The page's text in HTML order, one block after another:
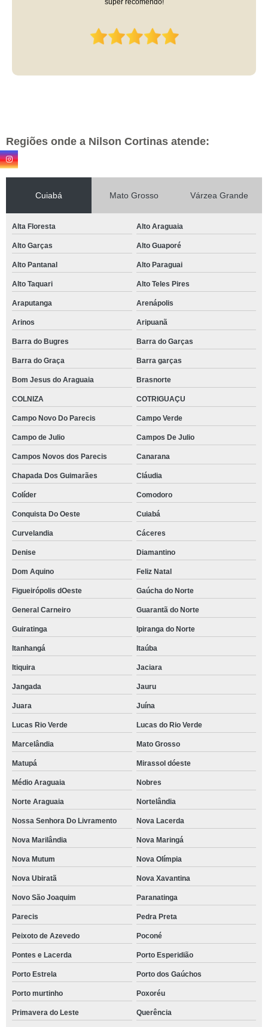
super recomendo!
Regiões onde a Nilson Cortinas atende:
Cuiabá Mato Grosso Várzea Grande
Alta Floresta Alto Araguaia
Alto Garças Alto Guaporé
Alto Pantanal Alto Paraguai
Alto Taquari Alto Teles Pires
Araputanga Arenápolis
Arinos Aripuanã
Barra do Bugres Barra do Garças
Barra do Graça Barra garças
Bom Jesus do Araguaia Brasnorte
COLNIZA COTRIGUAÇU
Campo Novo Do Parecis Campo Verde
Campo de Julio Campos De Julio
Campos Novos dos Parecis Canarana
Chapada Dos Guimarães Cláudia
Colíder Comodoro
Conquista Do Oeste Cuiabá
Curvelandia Cáceres
Denise Diamantino
Dom Aquino Feliz Natal
Figueirópolis dOeste Gaúcha do Norte
General Carneiro Guarantã do Norte
Guiratinga Ipiranga do Norte
Itanhangá Itaúba
Itiquira Jaciara
Jangada Jauru
Juara Juína
Lucas Rio Verde Lucas do Rio Verde
Marcelândia Mato Grosso
Matupá Mirassol dóeste
Médio Araguaia Nobres
Norte Araguaia Nortelândia
Nossa Senhora Do Livramento Nova Lacerda
Nova Marilândia Nova Maringá
Nova Mutum Nova Olímpia
Nova Ubiratã Nova Xavantina
Novo São Joaquim Paranatinga
Parecis Pedra Preta
Peixoto de Azevedo Poconé
Pontes e Lacerda Porto Esperidião
Porto Estrela Porto dos Gaúchos
Porto murtinho Poxoréu
Primavera do Leste Querência